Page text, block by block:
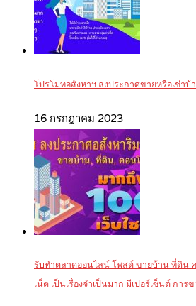
โปรโมทอสังหาฯ ลงประกาศขายหรือเช่า
16 กรกฎาคม 2023
รับทำตลาดออนไลน์ โพสต์ ขายบ้าน ที่ดิน
เน็ต เป็นเรื่องจำเป็นมาก มีเปอร์เซ็นต์ การ